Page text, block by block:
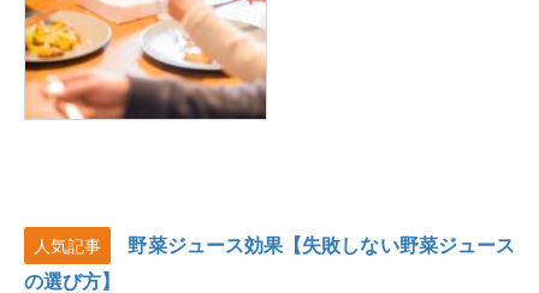
人気記事
野菜ジュース効果【失敗しない野菜ジュース
の選び方】